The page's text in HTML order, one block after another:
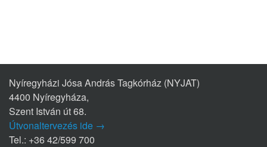
Nyíregyházi Jósa András Tagkórház (NYJAT)
4400 Nyíregyháza,
Szent István út 68.
Útvonaltervezés ide →
Tel.: +36 42/599 700